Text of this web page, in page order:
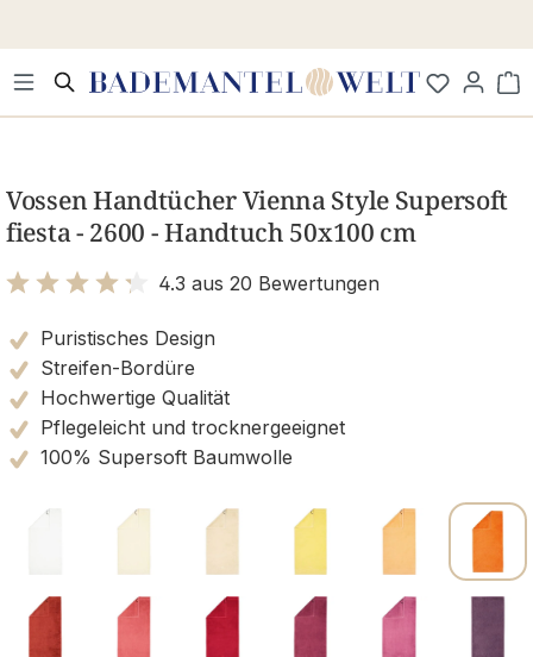
Vossen Handtücher Vienna Style Supersoft
fiesta - 2600 - Handtuch 50x100 cm
4.3 aus 20 Bewertungen
Puristisches Design
Streifen-Bordüre
Hochwertige Qualität
Pflegeleicht und trocknergeeignet
100% Supersoft Baumwolle